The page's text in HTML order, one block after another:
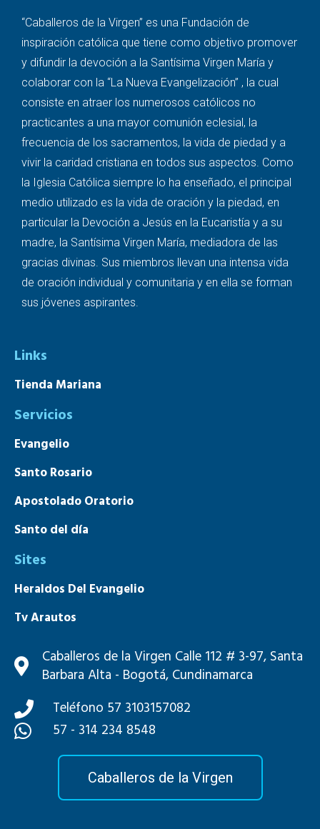
“Caballeros de la Virgen” es una Fundación de
inspiración católica que tiene como objetivo promover
y difundir la devoción a la Santísima Virgen María y
colaborar con la “La Nueva Evangelización” , la cual
consiste en atraer los numerosos católicos no
practicantes a una mayor comunión eclesial, la
frecuencia de los sacramentos, la vida de piedad y a
vivir la caridad cristiana en todos sus aspectos. Como
la Iglesia Católica siempre lo ha enseñado, el principal
medio utilizado es la vida de oración y la piedad, en
particular la Devoción a Jesús en la Eucaristía y a su
madre, la Santísima Virgen María, mediadora de las
gracias divinas. Sus miembros llevan una intensa vida
de oración individual y comunitaria y en ella se forman
sus jóvenes aspirantes.
Links
Tienda Mariana
Servicios
Evangelio
Santo Rosario
Apostolado Oratorio
Santo del día
Sites
Heraldos Del Evangelio
Tv Arautos
Mons. João S. Clá Dias
Caballeros de la Virgen Calle 112 # 3-97, Santa
Barbara Alta - Bogotá, Cundinamarca
Teléfono 57 3103157082
57 - 314 234 8548
Caballeros de la Virgen